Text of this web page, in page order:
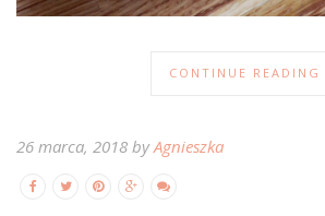
CONTINUE READING
26 marca, 2018 byAgnieszka